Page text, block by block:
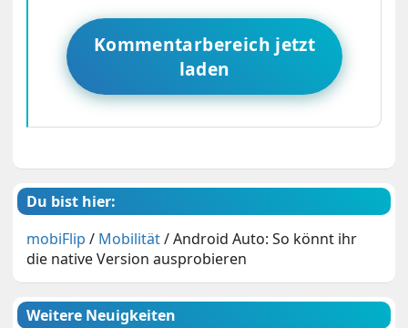
Kommentarbereich jetzt
laden
Du bist hier:
mobiFlip / Mobilität/Android Auto: So könnt ihr
die native Version ausprobieren
Weitere Neuigkeiten